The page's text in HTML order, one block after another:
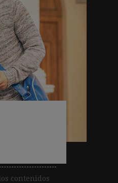
contenidos